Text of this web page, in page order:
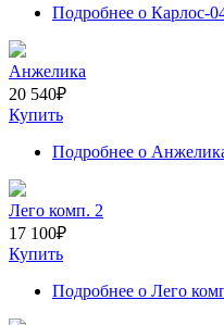
Подробнее о Карлос-
Анжелика
20 540₽
Купить
Подробнее о
Лего комп. 2
17 100₽
Купить
Подробнее о Лего